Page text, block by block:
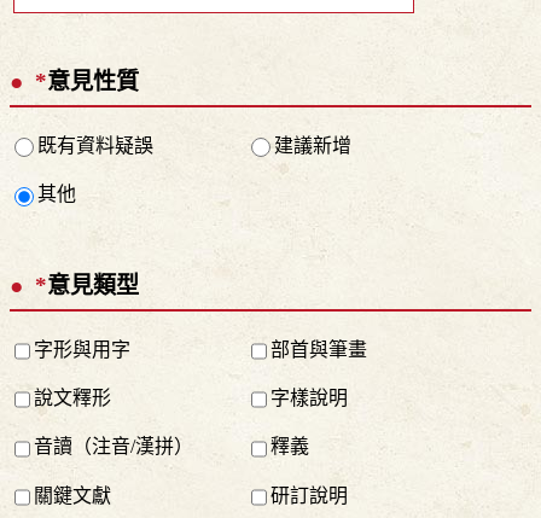
*意見性質
既有資料疑誤 建議新增
其他
*意見類型
字形與用字 部首與筆畫
說文釋形 字樣說明
音讀（注音/漢拼） 釋義
關鍵文獻 研訂說明